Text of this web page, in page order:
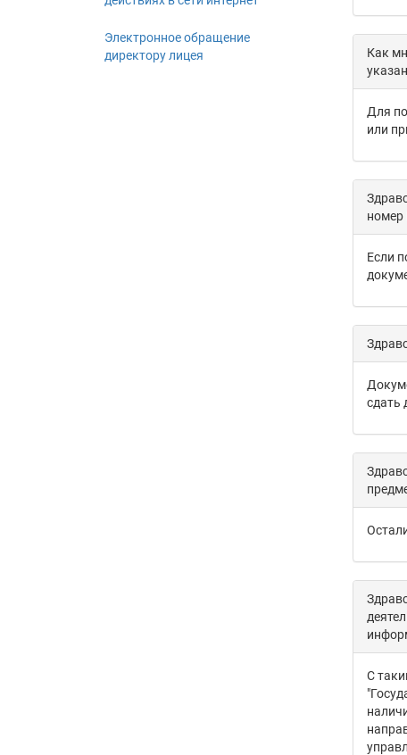
Электронное обращение
директору лицея
Как
Для
или
номер
Если
сдать
С